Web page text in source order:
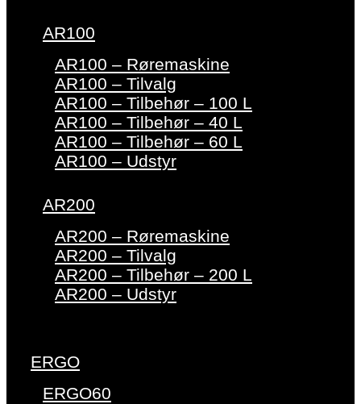
AR100
AR100 – Røremaskine
AR100 – Tilvalg
AR100 – Tilbehør – 100 L
AR100 – Tilbehør – 40 L
AR100 – Tilbehør – 60 L
AR100 – Udstyr
AR200
AR200 – Røremaskine
AR200 – Tilvalg
AR200 – Tilbehør – 200 L
AR200 – Udstyr
ERGO
ERGO60